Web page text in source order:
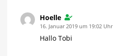
Hoelle
16. Januar 2019 um 19:02 Uhr
Hallo Tobi